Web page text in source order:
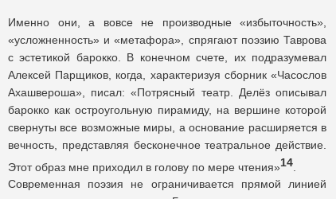
Именно они, а вовсе не производные «избыточность»,
«усложненность» и «метафора», спрягают поэзию Таврова
с эстетикой барокко. В конечном счете, их подразумевал
Алексей Парщиков, когда, характеризуя сборник «Часослов
Ахашвероша», писал: «Потрясный театр. Делёз описывал
барокко как остроугольную пирамиду, на вершине которой
свернуты все возможные миры, а основание расширяется в
вечность, представляя бесконечное театральное действие.
Этот образ мне приходил в голову по мере чтения»14
Современная поэзия не ограничивается прямой линией